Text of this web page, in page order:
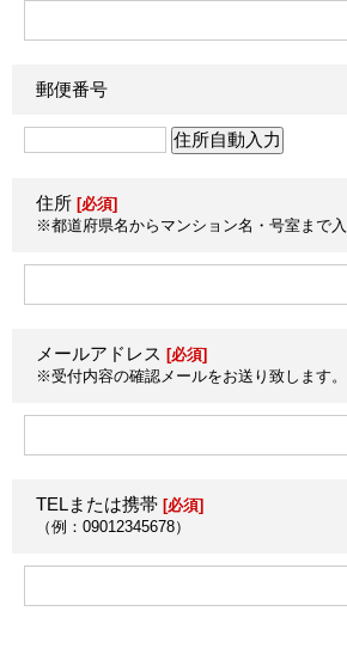
郵便番号
住所 [必須]
※都道府県名からマンション名・号室まで入
メールアドレス [必須]
※受付内容の確認メールをお送り致します。
TELまたは携帯 [必須]
（例：09012345678）